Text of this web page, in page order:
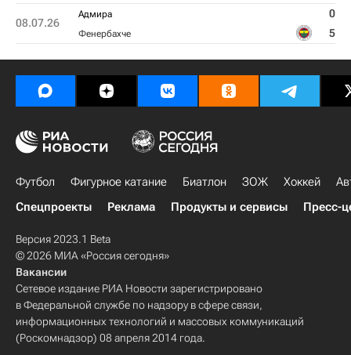
08.07.26
Адмира 0
Фенербахче 5
Футбол Фигурное катание Биатлон ЗОЖ Хоккей
Спецпроекты
Реклама Продукты и сервисы Пресс-
Версия 2023.1 Beta
© 2026 МИА «Россия сегодня»
Вакансии
Сетевое издание РИА Новости зарегистрировано
в Федеральной службе по надзору в сфере связи,
информационных технологий и массовых коммуникаций
(Роскомнадзор) 08 апреля 2014 года.